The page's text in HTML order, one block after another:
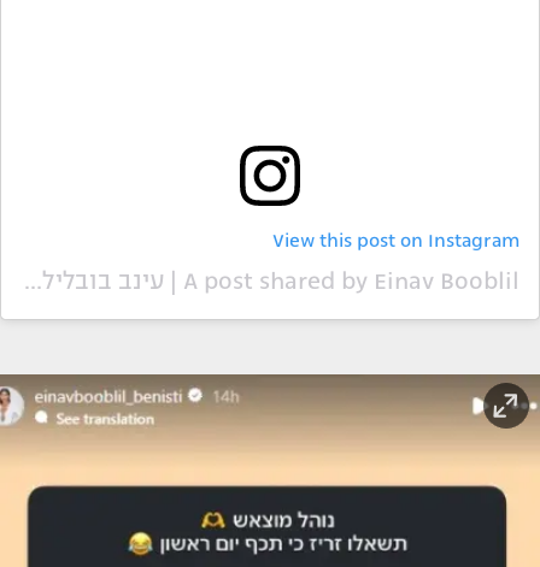
View this post on Instagram
A post shared by Einav Booblil | עינב בובליל (@einavbooblil_benisti)